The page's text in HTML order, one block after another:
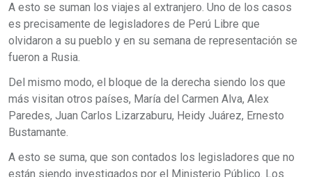
A esto se suman los viajes al extranjero. Uno de los casos
es precisamente de legisladores de Perú Libre que
olvidaron a su pueblo y en su semana de representación se
fueron a Rusia.
Del mismo modo, el bloque de la derecha siendo los que
más visitan otros países, María del Carmen Alva, Alex
Paredes, Juan Carlos Lizarzaburu, Heidy Juárez, Ernesto
Bustamante.
A esto se suma, que son contados los legisladores que no
están siendo investigados por el Ministerio Público. Los